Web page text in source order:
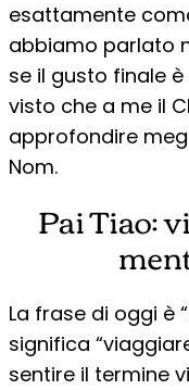
esattamente
abbiamo parlato
se il gusto finale
visto che a me il
approfondire
Nom.
Pai Tiao:
La frase di oggi è
significa
sentire il termine